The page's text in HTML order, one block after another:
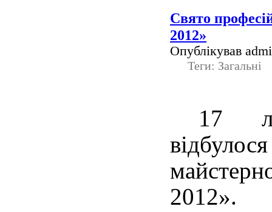
Свято
2012»
Опублікував
Теги: Загальні
17
2012».